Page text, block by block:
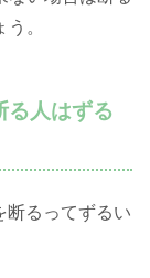
。
る人はずる
断るってずるい